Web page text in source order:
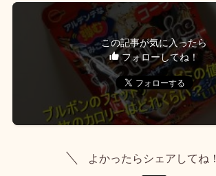
この記事が気に入ったら
フォローしてね！
よかったらシェアしてね！